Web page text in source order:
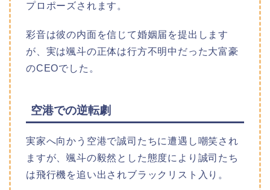
プロポーズされます。
彩音は彼の内面を信じて婚姻届を提出します
が、実は颯斗の正体は行方不明中だった大富豪
のCEOでした。
空港での逆転劇
実家へ向かう空港で誠司たちに遭遇し嘲笑され
ますが、颯斗の毅然とした態度により誠司たち
は飛行機を追い出されブラックリスト入り。